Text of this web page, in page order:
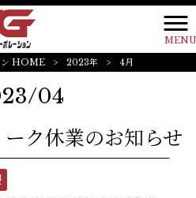
MENU
ン HOME
> 2023年 > 4月
04
ク休業のお知らせ